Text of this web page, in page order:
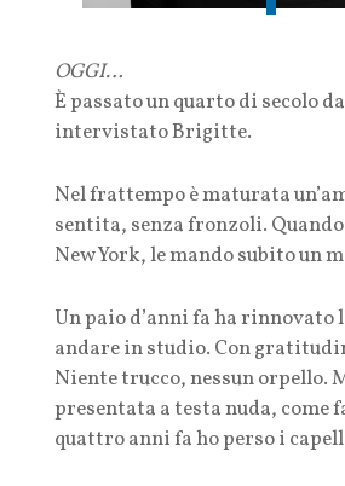
OGGI…
È passato un quarto di secolo
intervistato Brigitte.
Nel frattempo è maturata
sentita, senza fronzoli.
New York, le mando subito un
Un paio d’anni fa ha rinnovato
andare in studio. Con
Niente trucco, nessun orpello.
presentata a testa nuda, come
quattro anni fa ho perso i